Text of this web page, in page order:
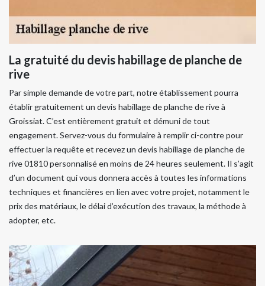
La gratuité du devis habillage de planche de
rive
Par simple demande de votre part, notre établissement pourra
établir gratuitement un devis habillage de planche de rive à
Groissiat. C’est entièrement gratuit et démuni de tout
engagement. Servez-vous du formulaire à remplir ci-contre pour
effectuer la requête et recevez un devis habillage de planche de
rive 01810 personnalisé en moins de 24 heures seulement. Il s’agit
d’un document qui vous donnera accès à toutes les informations
techniques et financières en lien avec votre projet, notamment le
prix des matériaux, le délai d’exécution des travaux, la méthode à
adopter, etc.